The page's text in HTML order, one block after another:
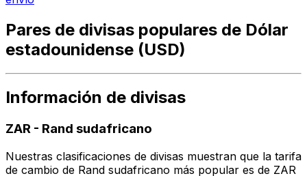
Pares de divisas populares de Dólar
estadounidense (USD)
Información de divisas
ZAR - Rand sudafricano
Nuestras clasificaciones de divisas muestran que la tarifa
de cambio de Rand sudafricano más popular es de ZAR